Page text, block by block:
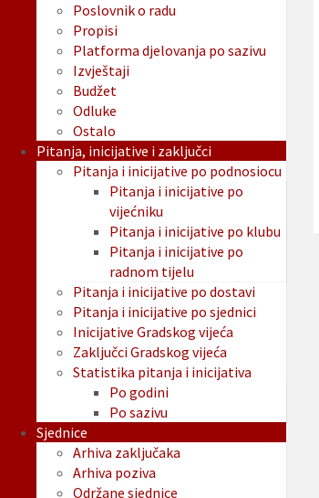
Poslovnik o radu
Propisi
Platforma djelovanja po sazivu
Izvještaji
Budžet
Odluke
Ostalo
Pitanja, inicijative i zaključci
Pitanja i inicijative po podnosiocu
Pitanja i inicijative po
vijećniku
Pitanja i inicijative po klubu
Pitanja i inicijative po
radnom tijelu
Pitanja i inicijative po dostavi
Pitanja i inicijative po sjednici
Inicijative Gradskog vijeća
Zaključci Gradskog vijeća
Statistika pitanja i inicijativa
Po godini
Po sazivu
Sjednice
Arhiva zaključaka
Arhiva poziva
Održane sjednice